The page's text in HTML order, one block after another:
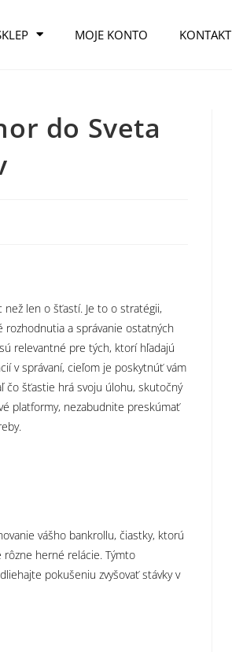
MOJE KONTO KONTAKT
do Sveta
než len o šťastí. Je to o stratégii,
rozhodnutia a správanie ostatných
relevantné pre tých, ktorí hľadajú
v správaní, cieľom je poskytnúť vám
čo šťastie hrá svoju úlohu, skutočný
platformy, nezabudnite preskúmať
vášho bankrollu, čiastky, ktorú
herné relácie. Týmto
pokušeniu zvyšovať stávky v